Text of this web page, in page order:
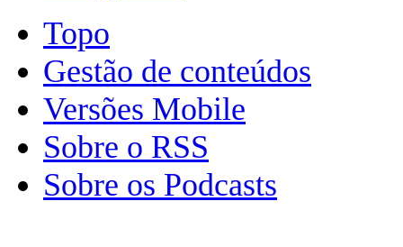
Topo
Gestão de conteúdos
Versões Mobile
Sobre o RSS
Sobre os Podcasts